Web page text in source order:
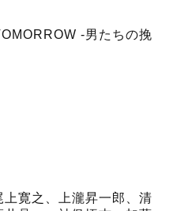
-男たちの挽
寛之、上瀧昇一郎、清